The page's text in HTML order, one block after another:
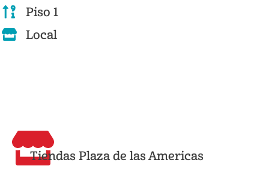
Piso 1
Local
Tiendas Plaza de las Americas